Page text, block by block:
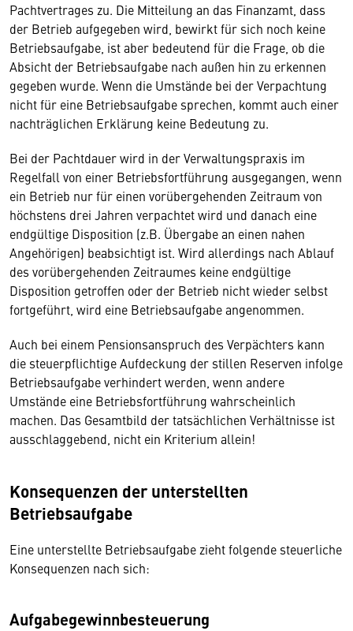
Pachtvertrages zu. Die Mitteilung an das Finanzamt, dass
der Betrieb aufgegeben wird, bewirkt für sich noch keine
Betriebsaufgabe, ist aber bedeutend für die Frage, ob die
Absicht der Betriebsaufgabe nach außen hin zu erkennen
gegeben wurde. Wenn die Umstände bei der Verpachtung
nicht für eine Betriebsaufgabe sprechen, kommt auch einer
nachträglichen Erklärung keine Bedeutung zu.
Bei der Pachtdauer wird in der Verwaltungspraxis im
Regelfall von einer Betriebsfortführung ausgegangen, wenn
ein Betrieb nur für einen vorübergehenden Zeitraum von
höchstens drei Jahren verpachtet wird und danach eine
endgültige Disposition (z.B. Übergabe an einen nahen
Angehörigen) beabsichtigt ist. Wird allerdings nach Ablauf
des vorübergehenden Zeitraumes keine endgültige
Disposition getroffen oder der Betrieb nicht wieder selbst
fortgeführt, wird eine Betriebsaufgabe angenommen.
Auch bei einem Pensionsanspruch des Verpächters kann
die steuerpflichtige Aufdeckung der stillen Reserven infolge
Betriebsaufgabe verhindert werden, wenn andere
Umstände eine Betriebsfortführung wahrscheinlich
machen. Das Gesamtbild der tatsächlichen Verhältnisse ist
ausschlaggebend, nicht ein Kriterium allein!
Konsequenzen der unterstellten
Betriebsaufgabe
Eine unterstellte Betriebsaufgabe zieht folgende steuerliche
Konsequenzen nach sich:
Aufgabegewinnbesteuerung